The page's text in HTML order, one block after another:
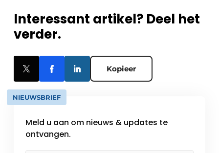
Interessant artikel? Deel het
verder.
Kopieer
NIEUWSBRIEF
Meld u aan om nieuws & updates te
ontvangen.